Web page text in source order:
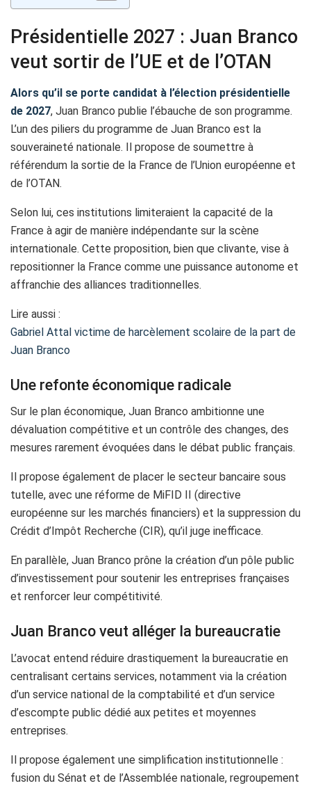
Présidentielle 2027 : Juan Branco
veut sortir de l’UE et de l’OTAN
Alors qu’il se porte candidat à l’élection présidentielle
de 2027, Juan Branco publie l’ébauche de son programme.
L’un des piliers du programme de Juan Branco est la
souveraineté nationale. Il propose de soumettre à
référendum la sortie de la France de l’Union européenne et
de l’OTAN.
Selon lui, ces institutions limiteraient la capacité de la
France à agir de manière indépendante sur la scène
internationale. Cette proposition, bien que clivante, vise à
repositionner la France comme une puissance autonome et
affranchie des alliances traditionnelles.
Lire aussi :
Gabriel Attal victime de harcèlement scolaire de la part de
Juan Branco
Une refonte économique radicale
Sur le plan économique, Juan Branco ambitionne une
dévaluation compétitive et un contrôle des changes, des
mesures rarement évoquées dans le débat public français.
Il propose également de placer le secteur bancaire sous
tutelle, avec une réforme de MiFID II (directive
européenne sur les marchés financiers) et la suppression du
Crédit d’Impôt Recherche (CIR), qu’il juge inefficace.
En parallèle, Juan Branco prône la création d’un pôle public
d’investissement pour soutenir les entreprises françaises
et renforcer leur compétitivité.
Juan Branco veut alléger la bureaucratie
L’avocat entend réduire drastiquement la bureaucratie en
centralisant certains services, notamment via la création
d’un service national de la comptabilité et d’un service
d’escompte public dédié aux petites et moyennes
entreprises.
Il propose également une simplification institutionnelle :
fusion du Sénat et de l’Assemblée nationale, regroupement